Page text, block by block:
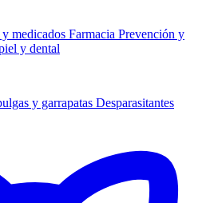
y medicados Farmacia Prevención y
y dental
y garrapatas Desparasitantes